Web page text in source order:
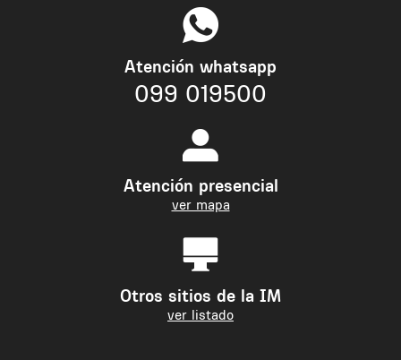
Atención whatsapp
099 019500
Atención presencial
ver mapa
Otros sitios de la IM
ver listado